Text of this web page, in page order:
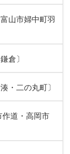
山市婦中町羽
倉〕
・二の丸町〕
作道・高岡市